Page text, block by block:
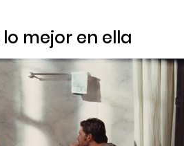
mejor en ella